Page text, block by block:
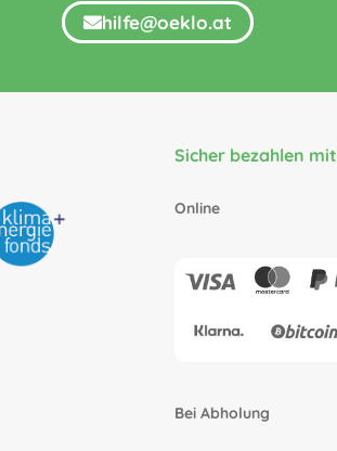
hilfe@oeklo.at
Sicher bezahlen mit
Online
Bei Abholung